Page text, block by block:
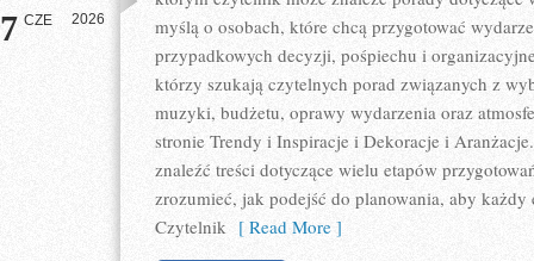
7 CZE 2026
myślą o osobach, które chcą przygotować
przypadkowych decyzji, pośpiechu i
którzy szukają czytelnych porad związanych z
muzyki, budżetu, oprawy wydarzenia oraz
stronie Trendy i Inspiracje i Dekoracje i
znaleźć treści dotyczące wielu etapów
zrozumieć, jak podejść do planowania, aby każdy
Czytelnik [ Read More ]